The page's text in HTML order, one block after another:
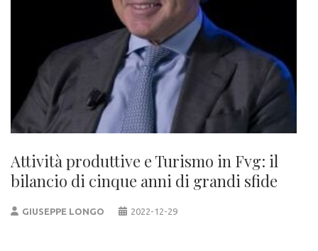
Attività produttive e Turismo in Fvg: il
bilancio di cinque anni di grandi sfide
GIUSEPPE LONGO 2022-12-29